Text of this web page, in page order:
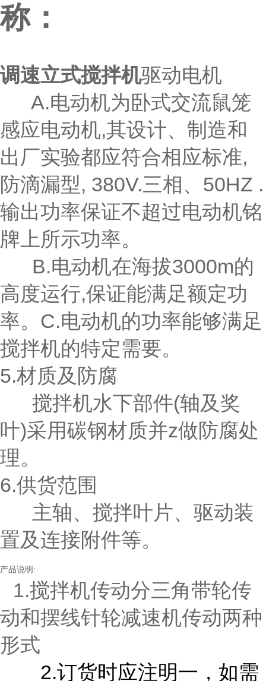
称：
调速立式搅拌机驱动电机
A.电动机为卧式交流鼠笼
感应电动机,其设计、制造和
出厂实验都应符合相应标准,
防滴漏型, 380V.三相、50HZ .
输出功率保证不超过电动机铭
牌上所示功率。
B.电动机在海拔3000m的
高度运行,保证能满足额定功
率。C.电动机的功率能够满足
搅拌机的特定需要。
5.材质及防腐
搅拌机水下部件(轴及奖
叶)采用碳钢材质并z做防腐处
理。
6.供货范围
主轴、搅拌叶片、驱动装
置及连接附件等。
产品说明:
1.搅拌机传动分三角带轮传
动和摆线针轮减速机传动两种
形式
2.订货时应注明一，如需